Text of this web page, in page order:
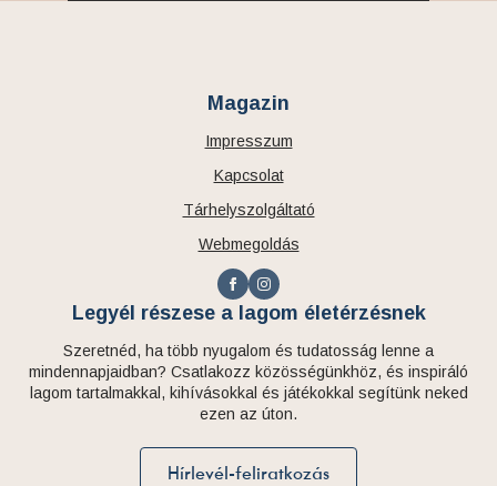
Magazin
Impresszum
Kapcsolat
Tárhelyszolgáltató
Webmegoldás
Legyél részese a lagom életérzésnek
Szeretnéd, ha több nyugalom és tudatosság lenne a
mindennapjaidban? Csatlakozz közösségünkhöz, és inspiráló
lagom tartalmakkal, kihívásokkal és játékokkal segítünk neked
ezen az úton.
Hírlevél-feliratkozás